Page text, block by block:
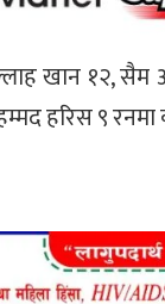
खान १२,
हरिस ९